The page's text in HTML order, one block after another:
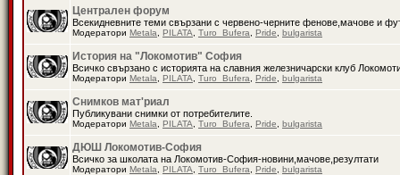
Централен форум
Всекидневните теми свързани с червено-черните фенове,мачове и
Модератори Metala PILATA Turo_Bufera Pride bulgarista
История на "Локомотив" София
Всичко свързано с историята на славния железничарски клуб
Модератори Metala PILATA Turo_Bufera Pride bulgarista
Снимков мат'риал
Публикувани снимки от потребителите.
Модератори Metala PILATA Turo_Bufera Pride bulgarista
ДЮШ Локомотив-София
Всичко за школата на Локомотив-София-новини,мачове,резултати
Модератори Metala PILATA Turo_Bufera Pride bulgarista